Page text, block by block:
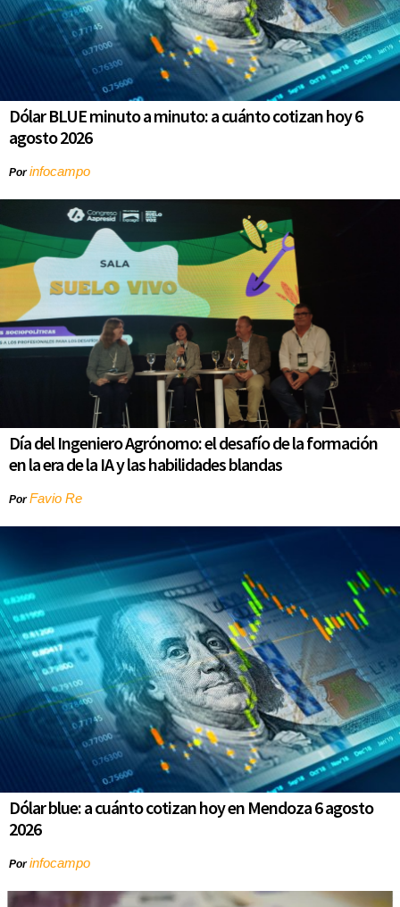
Dólar BLUE minuto a minuto: a cuánto cotizan hoy 6
agosto 2026
Porinfocampo
Día del Ingeniero Agrónomo: el desafío de la formación
en la era de la IA y las habilidades blandas
PorFavio Re
Dólar blue: a cuánto cotizan hoy en Mendoza 6 agosto
2026
Porinfocampo